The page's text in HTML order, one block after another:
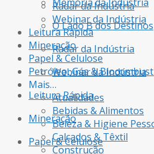
O Lado B dos Destinos
Radar da Indústria
Webinar da Indústria
Leitura Rápida
Mineração
Papel & Celulose
Radar da Indústria
Webinar da Indústria
Leitura Rápida
Mineração
Papel & Celulose
Petróleo, Gás &
Mais…
Atualidades
Bebidas & Alimentos
Beleza & Higiene
Calçados & Têxtil
Construção